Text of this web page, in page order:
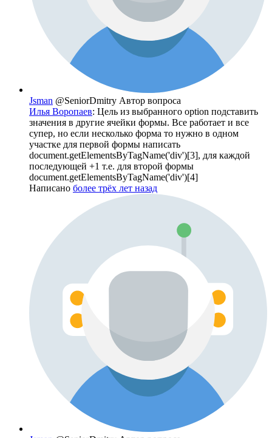
Jsman @SeniorDmitry Автор вопроса
Илья Воропаев: Цель из выбранного option подставить
значения в другие ячейки формы. Все работает и все
супер, но если несколько форма то нужно в одном
участке для первой формы написать
document.getElementsByTagName('div')[3], для каждой
последующей +1 т.е. для второй формы
document.getElementsByTagName('div')[4]
Написано более трёх лет назад